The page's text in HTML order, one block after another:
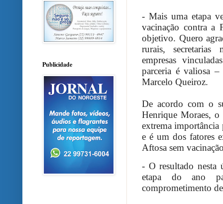
- Mais uma etapa
vacinação contra a
objetivo. Quero
rurais, secretarias
empresas
parceria é valiosa
Marcelo Queiroz.
De acordo com o
Henrique Moraes,
extrema importância
e é um dos fatores
Aftosa sem
- O resultado
etapa do ano
comprometimento
Publicidade